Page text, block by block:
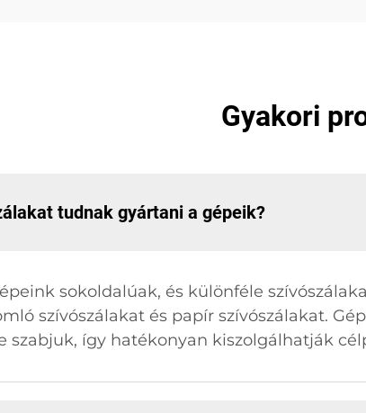
Gyakori
tudnak gyártani a gépeik?
sokoldalúak, és különféle
szívószálakat és papír szívószálakat.
szabjuk, így hatékonyan kiszolgálhatják